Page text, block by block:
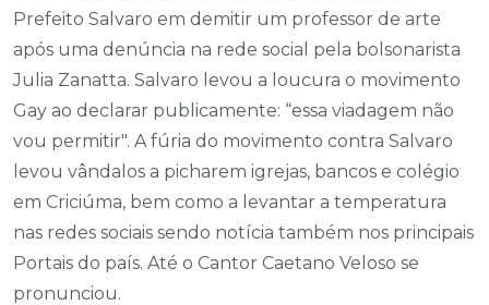
Prefeito Salvaro em demitir um professor de arte
após uma denúncia na rede social pela bolsonarista
Julia Zanatta. Salvaro levou a loucura o movimento
Gay ao declarar publicamente: “essa viadagem não
vou permitir". A fúria do movimento contra Salvaro
levou vândalos a picharem igrejas, bancos e colégio
em Criciúma, bem como a levantar a temperatura
nas redes sociais sendo notícia também nos principais
Portais do país. Até o Cantor Caetano Veloso se
pronunciou.